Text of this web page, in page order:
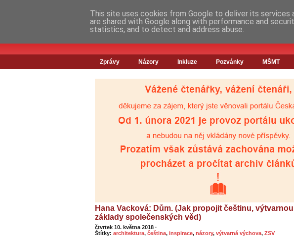
Zprávy Názory Inkluze Pozvánky MŠMT
Hana Vacková: Dům. (Jak propojit češtinu,
základy společenských věd)
čtvrtek 10. května 2018 ·
Štítky: architektura, čeština, inspirace, názory, výtvarná výchova, ZSV
This site uses cookies from Google to deliver its services
are shared with Google along with performance and
statistics, and to detect and address abuse.